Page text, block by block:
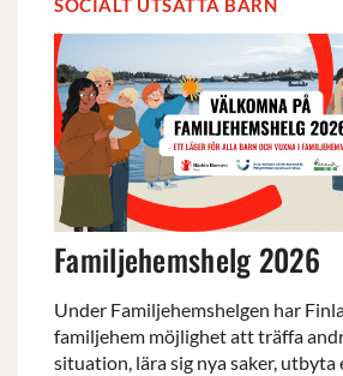
SOCIALT UTSATTA BARN
Familjehemshelg
2026
Familjehemshelg 2026
Under Familjehemshelgen har
familjehem möjlighet att träffa
situation, lära sig nya saker, utbyta